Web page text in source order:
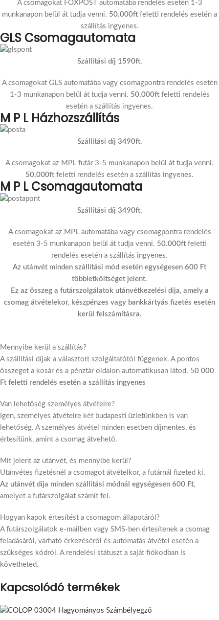
A csomagokat FOXPOST automatába rendelés esetén 1-3
munkanapon belül át tudja venni. 50.000ft feletti rendelés esetén a
szállítás ingyenes.
GLS Csomagautomata
Szállítási díj 1590ft.
A csomagokat GLS automatába vagy csomagpontra rendelés esetén
1-3 munkanapon belül át tudja venni. 50.000ftfeletti rendelés
esetén a szállítás ingyenes.
M P L Házhozszállítás
Szállítási díj 3490ft.
A csomagokat az MPL futár 3-5 munkanapon belül át tudja venni.
50.000ft feletti rendelés esetén a szállítás ingyenes.
M P L Csomagautomata
Szállítási díj 3490ft.
A csomagokat az MPL automatába vagy csomagpontra rendelés
esetén 3-5 munkanapon belül át tudja venni. 50.000ftfeletti
rendelés esetén a szállítás ingyenes.
Az utánvét minden szállítási mód esetén egységesen 600 Ft
többletköltséget jelent.
Ez az összeg a futárszolgálatok utánvétkezelési díja, amely a
csomag átvételekor, készpénzes vagy bankkártyás fizetés esetén
kerül felszámításra.
Mennyibe kerül a szállítás?
A szállítási díjak a választott szolgáltatótól függenek. A pontos
összeget a kosár és a pénztár oldalon automatikusan látod. 50 000
Ft feletti rendelés esetén a szállítás ingyenes
Van lehetőség személyes átvételre?
Igen, személyes átvételre két budapesti üzletünkben is van
lehetőség. A személyes átvétel minden esetben díjmentes, és
értesítünk, amint a csomag átvehető.
Mit jelent az utánvét, és mennyibe kerül?
Utánvétes fizetésnél a csomagot átvételkor, a futárnál fizeted ki.
Az utánvét díja minden szállítási módnál egységesen 600 Ft,
amelyet a futárszolgálat számít fel.
Hogyan kapok értesítést a csomagom állapotáról?
A futárszolgálatok e-mailben vagy SMS-ben értesítenek a csomag
feladásáról, várható érkezéséről és automatás átvétel esetén a
szükséges kódról. A rendelési státuszt a saját fiókodban is
követheted.
Kapcsolódó termékek